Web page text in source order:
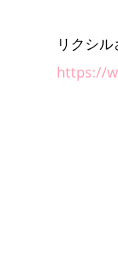
リクシ
https://